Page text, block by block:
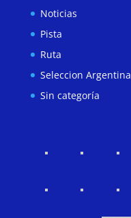
Noticias
Pista
Ruta
Seleccion Argentina
Sin categoría